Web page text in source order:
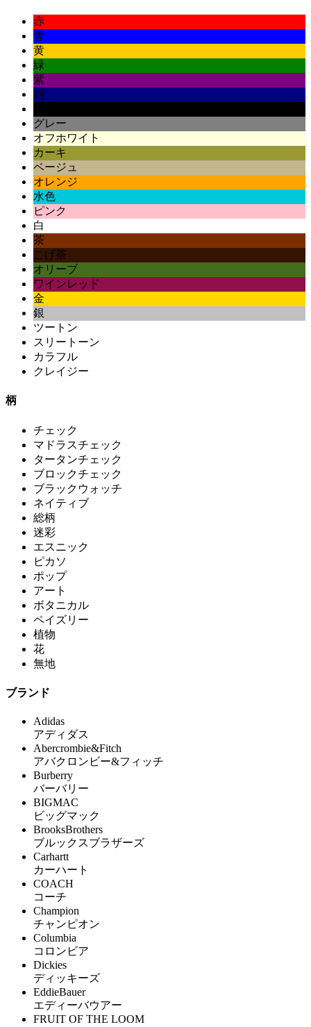
赤
青
黄
緑
紫
紺
グレー
オフホワイト
カーキ
ベージュ
オレンジ
水色
ピンク
白
茶
こげ茶
オリーブ
ワインレッド
金
銀
ツートン
スリートーン
カラフル
クレイジー
柄
チェック
マドラスチェック
タータンチェック
ブロックチェック
ブラックウォッチ
ネイティブ
総柄
迷彩
エスニック
ピカソ
ポップ
アート
ボタニカル
ペイズリー
植物
花
無地
ブランド
Adidas
アディダス
Abercrombie&Fitch
アバクロンビー&フィッチ
Burberry
バーバリー
BIGMAC
ビッグマック
BrooksBrothers
ブルックスブラザーズ
Carhartt
カーハート
COACH
コーチ
Champion
チャンピオン
Columbia
コロンビア
Dickies
ディッキーズ
EddieBauer
エディーバウアー
FRUIT OF THE LOOM